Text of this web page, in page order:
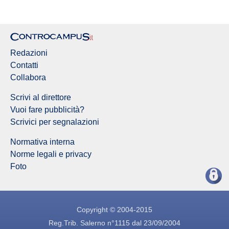
Redazioni
Contatti
Collabora
Scrivi al direttore
Vuoi fare pubblicità?
Scrivici per segnalazioni
Normativa interna
Norme legali e privacy
Foto
Copyright © 2004-2015
Reg.Trib. Salerno n°1115 dal 23/09/2004